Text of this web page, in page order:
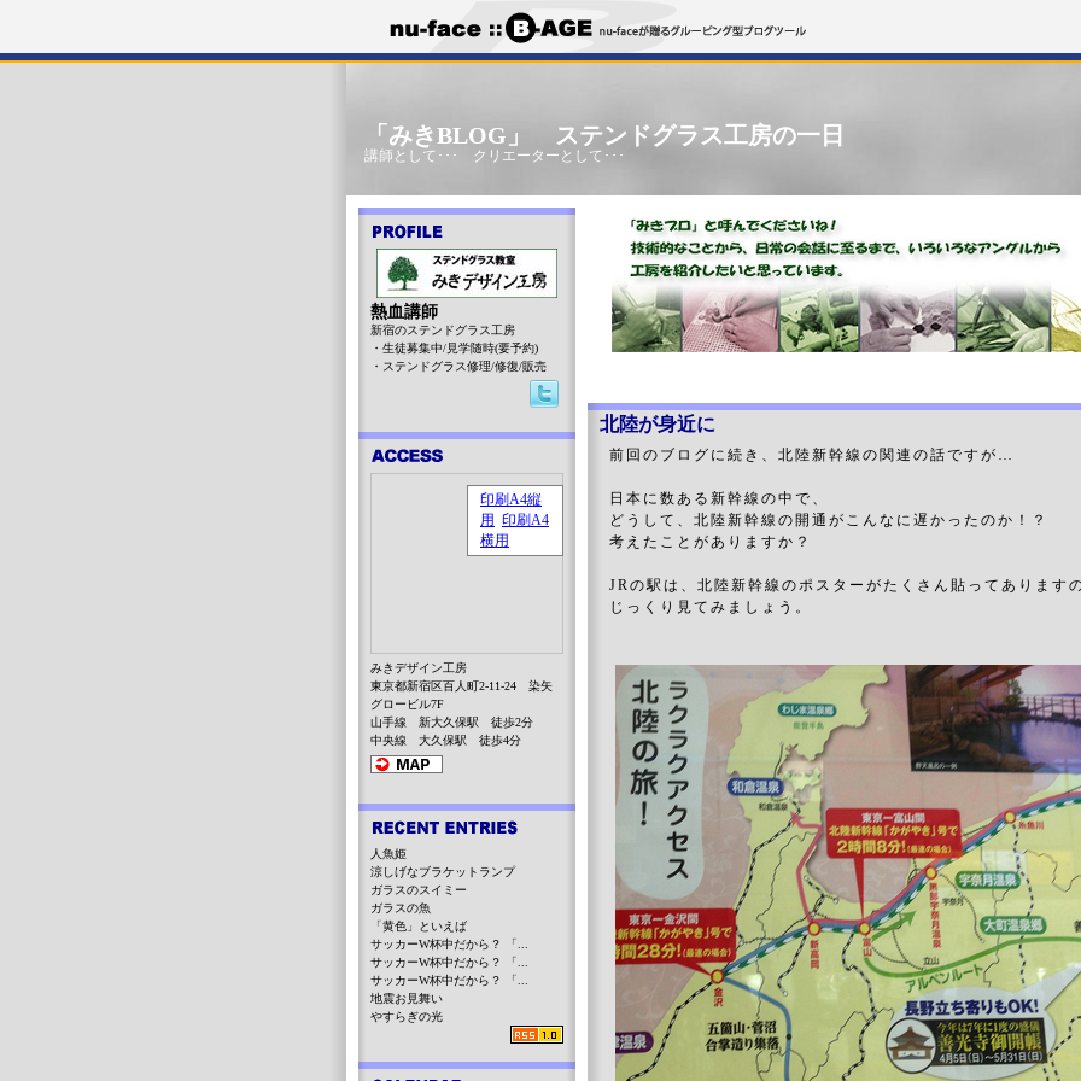
「みきBLOG」 ステンドグラス工房の一日
講師として･･･ クリエーターとして･･･
北陸が身近に
前回のブログに続き、北陸新幹線の関連の話ですが…
日本に数ある新幹線の中で、
どうして、北陸新幹線の開通がこんなに遅かったのか！？
考えたことがありますか？
JRの駅は、北陸新幹線のポスターがたくさん貼ってあります
じっくり見てみましょう。
熱血講師
新宿のステンドグラス工房
・生徒募集中/見学随時(要予約)
・ステンドグラス修理/修復/販売
みきデザイン工房
東京都新宿区百人町2-11-24 染矢
グロービル7F
山手線 新大久保駅 徒歩2分
中央線 大久保駅 徒歩4分
人魚姫
涼しげなブラケットランプ
ガラスのスイミー
ガラスの魚
「黄色」といえば
サッカーW杯中だから？ 「...
サッカーW杯中だから？ 「...
サッカーW杯中だから？ 「...
地震お見舞い
やすらぎの光